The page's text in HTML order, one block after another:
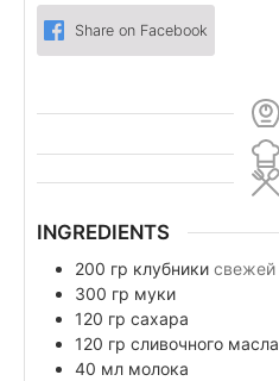
Share on Facebook
INGREDIENTS
200 гр клубники свежей
300 гр муки
120 гр сахара
120 гр сливочного масла
40 мл молока